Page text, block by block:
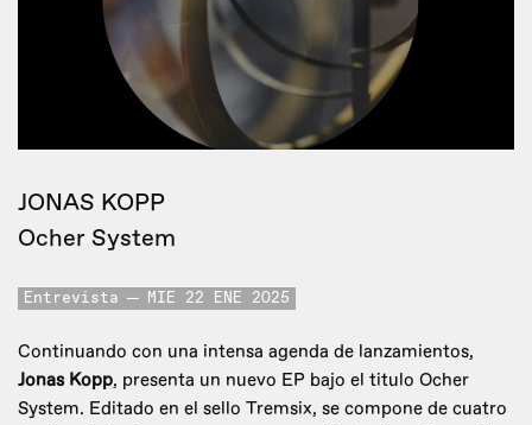
JONAS KOPP
Ocher System
Entrevista MIE 22 ENE 2025
Continuando con una intensa agenda de lanzamientos,
Jonas Kopp, presenta un nuevo EP bajo el titulo Ocher
System. Editado en el sello Tremsix, se compone de cuatro